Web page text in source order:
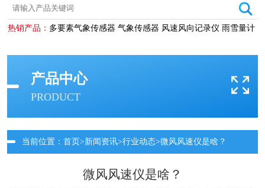
热销产品： 多要素气象传感器 气象传感器 风速风向记录仪 雨雪量计
产品中心
PRODUCT
当前位置： 首页>新闻资讯>行业动态>微风风速仪是啥？
微风风速仪是啥？